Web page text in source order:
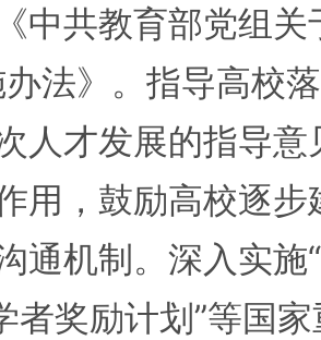
中共教育部党组关
办法》。指导高校
人才发展的指导
用，鼓励高校逐
通机制。深入实施
者奖励计划”等国